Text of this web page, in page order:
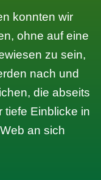
konnten wir
ohne auf eine
zu sein,
nach und
die abseits
tiefe Einblicke in
an sich